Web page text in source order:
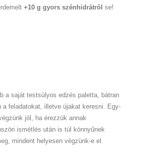
+10 g gyors szénhidrátról se!
a saját testsúlyos edzés paletta, bátran
a feladatokat, illetve újakat keresni. Egy-
jól, ha érezzük annak
ismétlés után is túl könnyűnek
mindent helyesen végzünk-e el.